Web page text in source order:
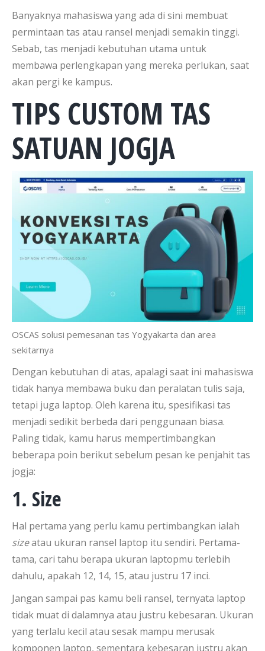
Banyaknya mahasiswa yang ada di sini membuat
permintaan tas atau ransel menjadi semakin tinggi.
Sebab, tas menjadi kebutuhan utama untuk
membawa perlengkapan yang mereka perlukan, saat
akan pergi ke kampus.
TIPS CUSTOM TAS
SATUAN JOGJA
OSCAS solusi pemesanan tas Yogyakarta dan area
sekitarnya
Dengan kebutuhan di atas, apalagi saat ini mahasiswa
tidak hanya membawa buku dan peralatan tulis saja,
tetapi juga laptop. Oleh karena itu, spesifikasi tas
menjadi sedikit berbeda dari penggunaan biasa.
Paling tidak, kamu harus mempertimbangkan
beberapa poin berikut sebelum pesan ke penjahit tas
jogja:
1. Size
Hal pertama yang perlu kamu pertimbangkan ialah
sizeatau ukuran ransel laptop itu sendiri. Pertama-
tama, cari tahu berapa ukuran laptopmu terlebih
dahulu, apakah 12, 14, 15, atau justru 17 inci.
Jangan sampai pas kamu beli ransel, ternyata laptop
tidak muat di dalamnya atau justru kebesaran. Ukuran
yang terlalu kecil atau sesak mampu merusak
komponen laptop, sementara kebesaran justru akan